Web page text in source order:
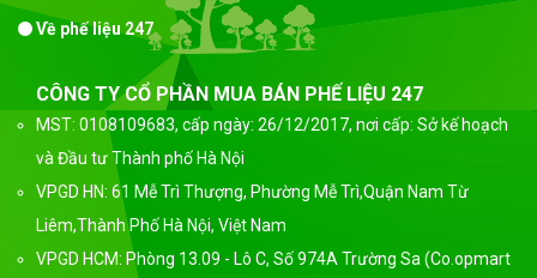
Về phế liệu 247
CÔNG TY CỔ PHẦN MUA BÁN PHẾ LIỆU 247
MST: 0108109683, cấp ngày: 26/12/2017, nơi cấp: Sở kế hoạch
và Đầu tư Thành phố Hà Nội
VPGD HN: 61 Mễ Trì Thượng, Phường Mễ Trì,Quận Nam Từ
Liêm,Thành Phố Hà Nội, Việt Nam
VPGD HCM: Phòng 13.09 - Lô C, Số 974A Trường Sa (Co.opmart